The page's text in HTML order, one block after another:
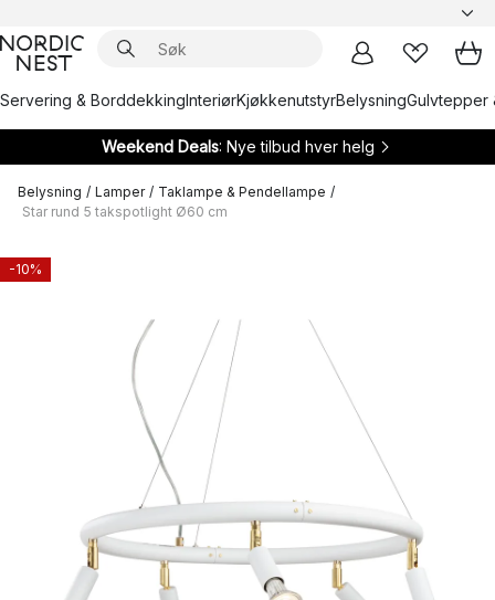
Servering & BorddekkingInteriørKjøkkenutstyrBelysningGulvtepper
Weekend Deals: Nye tilbud hver helg
Belysning / Lamper / Taklampe & Pendellampe /
Star rund 5 takspotlight Ø60 cm
-10%